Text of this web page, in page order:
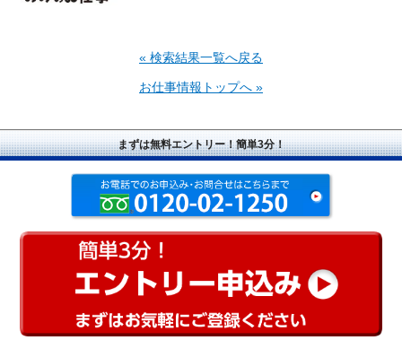
« 検索結果一覧へ戻る
お仕事情報トップへ »
まずは無料エントリー！簡単3分！